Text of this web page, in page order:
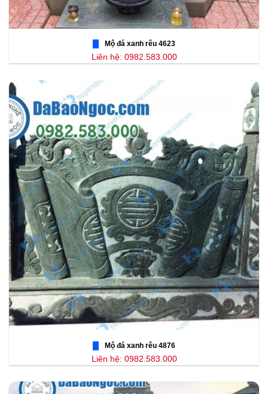
Mộ đá xanh rêu 4623
Liên hệ: 0982.583.000
Mộ đá xanh rêu 4876
Liên hệ: 0982.583.000